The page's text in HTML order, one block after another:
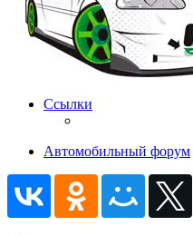
Ссылки
Автомобильный форум